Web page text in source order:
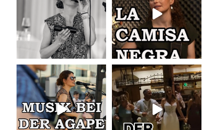
41 0 48 0
Musik bei der Agape
Was passiert...
52 4
Abschlusslied der Hochzeit
Was für ein...
53 0